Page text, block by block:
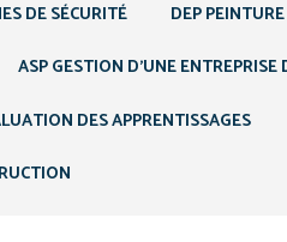
DE SÉCURITÉ
DEP
ASP GESTION D’UNE
DES APPRENTISSAGES